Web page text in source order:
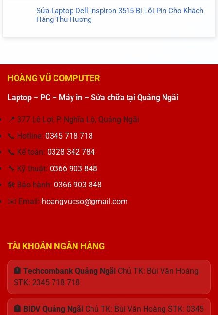
Doanh
Nghiệp
Pin
–
8850H
–
Đối
Doanh
Nhân
Latitude
5420
năng
Thiết
Hoàn
Đánh
giá
i5-
Sự
tối
cho
công
việc
có
bình
luận
BRONZE
650
V3
650W
Giải
Tối
Cho
Tính
Sửa Laptop Dell Inspiron 3515 Bị Lỗi Pin Cho Khách
Hàng Thu Hương
ở
Sửa
Laptop
Inspiron
Bị
Lỗi
Pin
Cho
Khách
Thu
HOÀNG VŨ COMPUTER
Laptop – PC – Máy in – Sửa chữa tại Quảng Ngãi
📍 377 Lê Lợi, P. Nghĩa Lộ, Quảng Ngãi
📞 Hotline: 0345 718 718
📞 Kế toán: 0328 342 784
🔧 Kỹ thuật: 0366 903 848
🛠 Bảo hành: 0366 903 848
✉️ Email: hoangvucso@gmail.com
TÀI KHOẢN NGÂN HÀNG
🏦 Techcombank Quảng Ngãi Chủ TK: Bùi Văn Hoàng
STK: 2345 718 718
🏦 BIDV Quảng Ngãi Chủ TK: Bùi Văn Hoàng STK: 0345